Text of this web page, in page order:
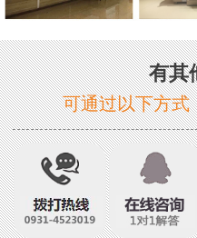
有其
可通过以下方